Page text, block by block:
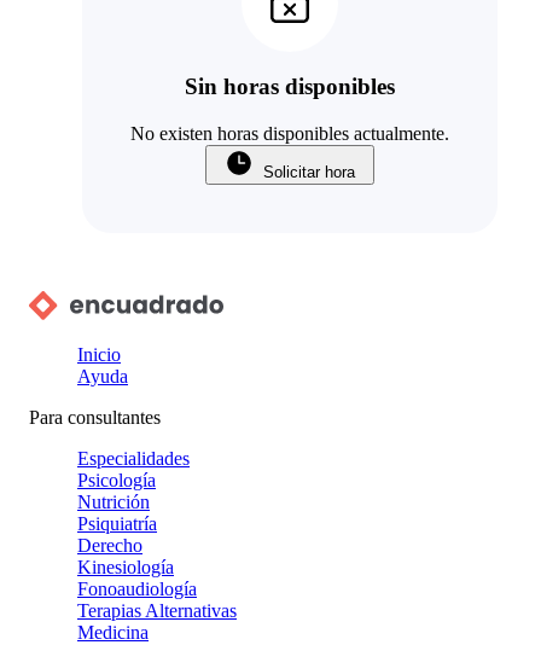
Sin horas disponibles
No existen horas disponibles actualmente.
Solicitar hora
Inicio
Ayuda
Para consultantes
Especialidades
Psicología
Nutrición
Psiquiatría
Derecho
Kinesiología
Fonoaudiología
Terapias Alternativas
Medicina